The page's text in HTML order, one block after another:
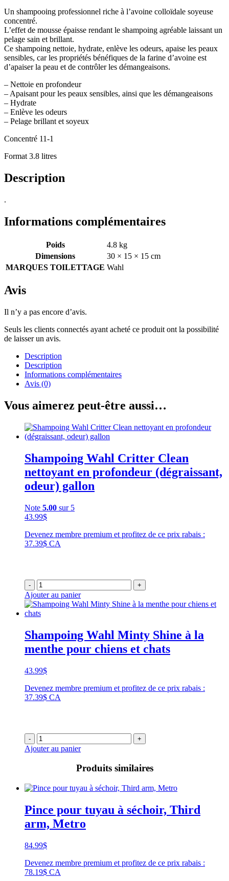
Un shampooing professionnel riche à l’avoine colloïdale soyeuse
concentré.
L’effet de mousse épaisse rendant le shampoing agréable laissant un
pelage sain et brillant.
Ce shampoing nettoie, hydrate, enlève les odeurs, apaise les peaux
sensibles, car les propriétés bénéfiques de la farine d’avoine est
d’apaiser la peau et de contrôler les démangeaisons.
– Nettoie en profondeur
– Apaisant pour les peaux sensibles, ainsi que les démangeaisons
– Hydrate
– Enlève les odeurs
– Pelage brillant et soyeux
Concentré 11-1
Format 3.8 litres
Description
.
Informations complémentaires
Poids
4.8 kg
Dimensions
30 × 15 × 15 cm
MARQUES TOILETTAGE Wahl
Avis
Il n’y a pas encore d’avis.
Seuls les clients connectés ayant acheté ce produit ont la possibilité
de laisser un avis.
Description
Description
Informations complémentaires
Avis (0)
Vous aimerez peut-être aussi…
Shampoing Wahl Critter Clean
nettoyant en profondeur (dégraissant,
odeur) gallon
Note 5.00 sur 5
43.99$
Devenez membre premium et profitez de ce prix rabais :
37.39$ CA
- +
Ajouter au panier
Shampoing Wahl Minty Shine à la
menthe pour chiens et chats
43.99$
Devenez membre premium et profitez de ce prix rabais :
37.39$ CA
- +
Ajouter au panier
Produits similaires
Pince pour tuyau à séchoir, Third
arm, Metro
84.99$
Devenez membre premium et profitez de ce prix rabais :
78.19$ CA